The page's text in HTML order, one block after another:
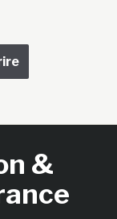
&